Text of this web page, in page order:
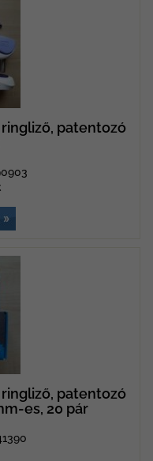
ringliző, patentozó
ringliző, patentozó
es, 20 pár